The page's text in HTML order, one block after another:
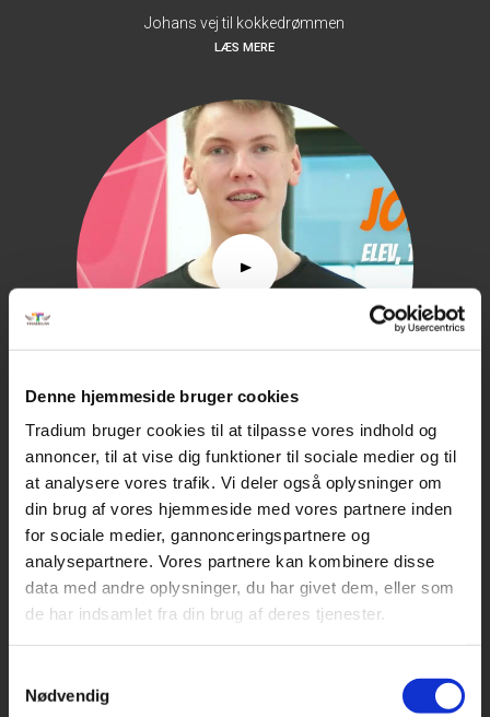
Denne hjemmeside bruger cookies
Tradium bruger cookies til at tilpasse vores indhold og
annoncer, til at vise dig funktioner til sociale medier og til
at analysere vores trafik. Vi deler også oplysninger om
din brug af vores hjemmeside med vores partnere inden
for sociale medier, gannonceringspartnere og
analysepartnere. Vores partnere kan kombinere disse
data med andre oplysninger, du har givet dem, eller som
de har indsamlet fra din brug af deres tjenester.
Nødvendig
Johans vej til kokkedrømmen
LÆS MERE
Jonatan vil give gæsterne en oplevelse
LÆS MERE